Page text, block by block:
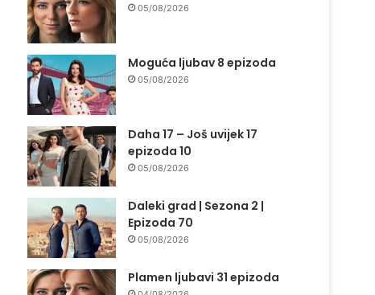
05/08/2026
Moguća ljubav 8 epizoda
05/08/2026
Daha 17 – Još uvijek 17
epizoda 10
05/08/2026
Daleki grad | Sezona 2 |
Epizoda 70
05/08/2026
Plamen ljubavi 31 epizoda